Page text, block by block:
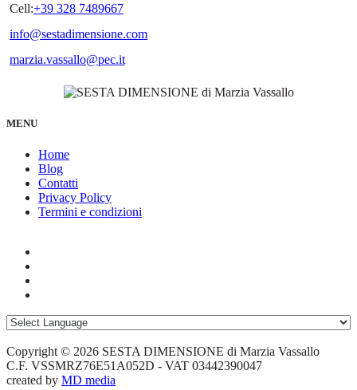
Cell:+39 328 7489667
info@sestadimensione.com
marzia.vassallo@pec.it
MENU
Home
Blog
Contatti
Privacy Policy
Termini e condizioni
Copyright © 2026 SESTA DIMENSIONE di Marzia Vassallo
C.F. VSSMRZ76E51A052D - VAT 03442390047
created by MD media